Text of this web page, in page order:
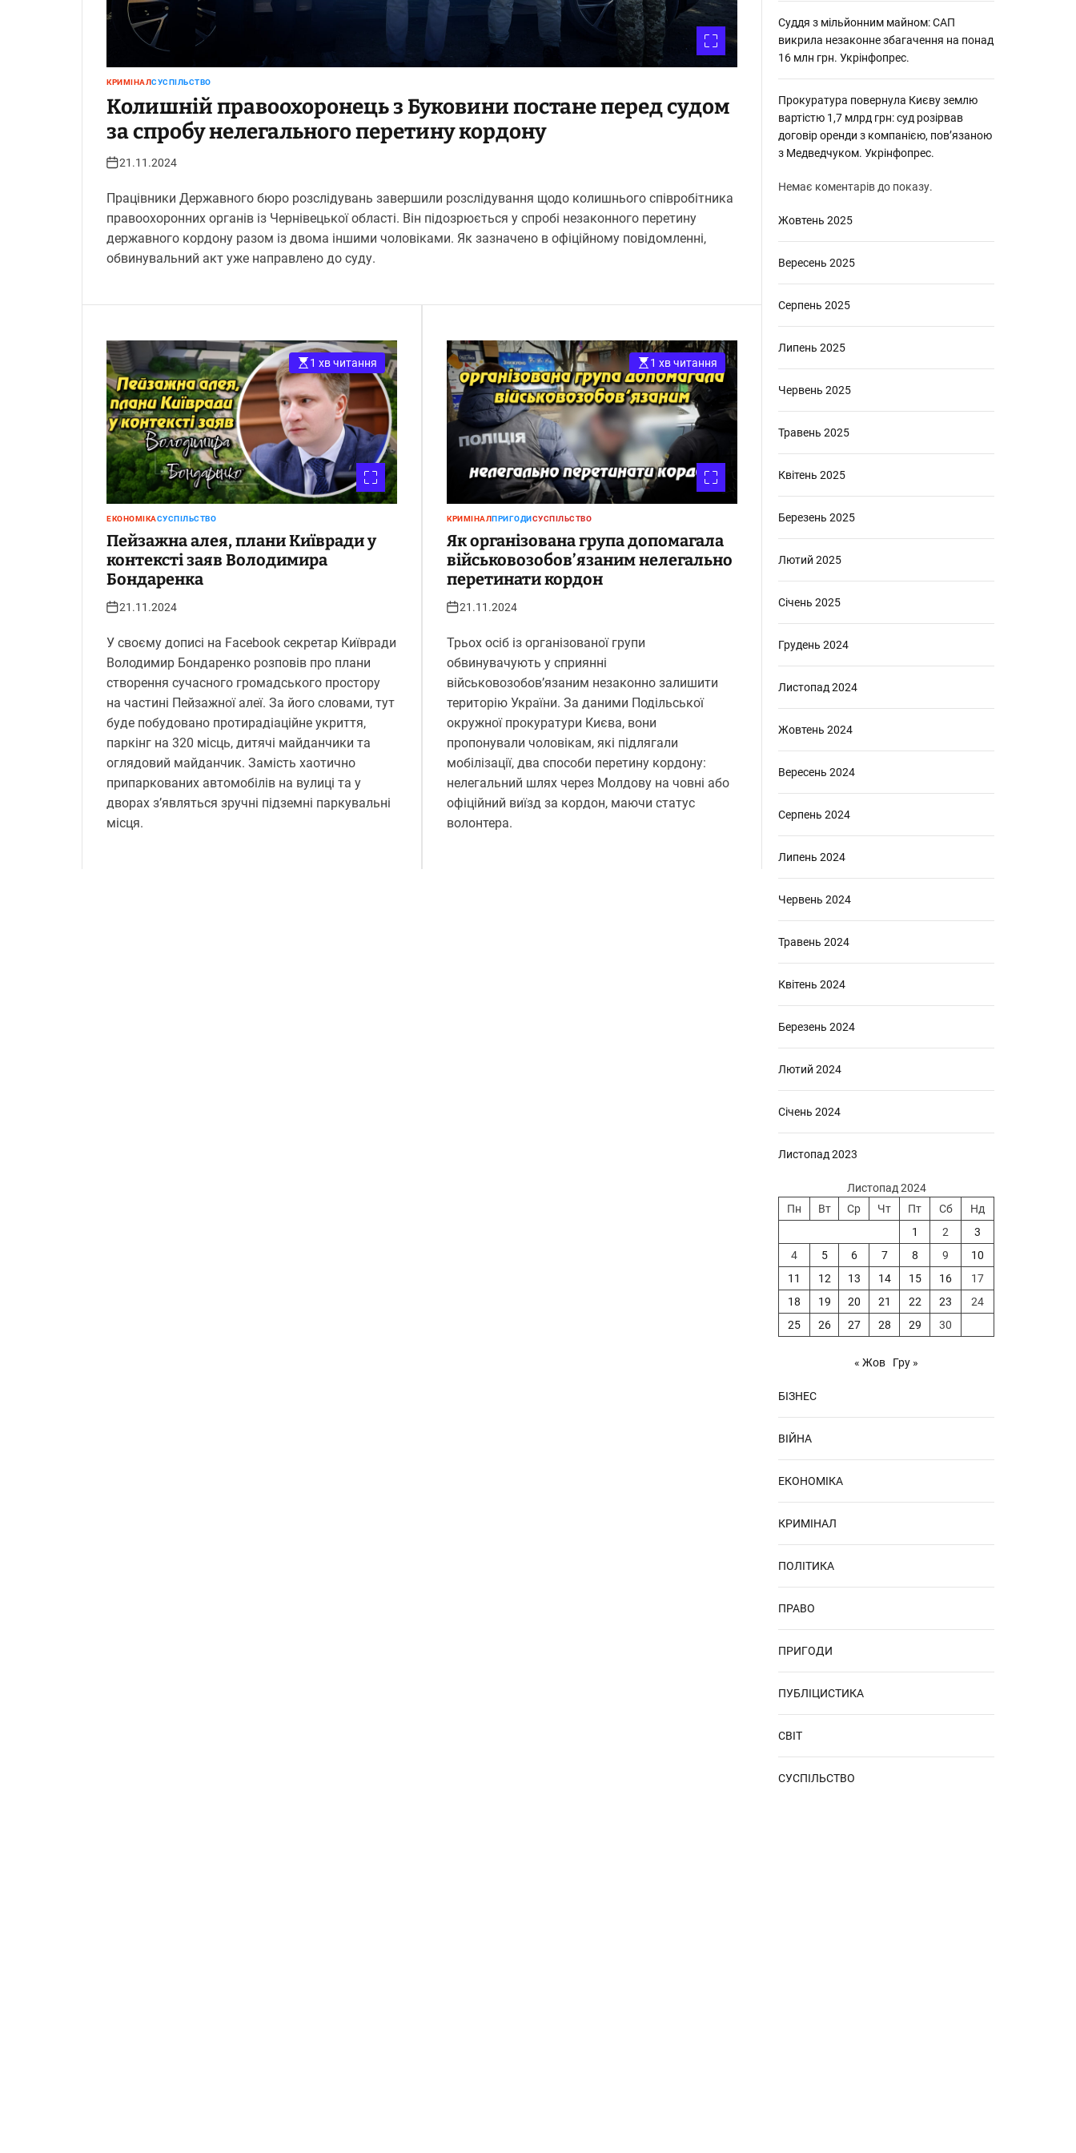
КРИМІНАЛСУСПІЛЬСТВО
Колишній правоохоронець з Буковини постане перед судом
за спробу нелегального перетину кордону
21.11.2024
Працівники Державного бюро розслідувань завершили розслідування щодо колишнього співробітника
правоохоронних органів із Чернівецької області. Він підозрюється у спробі незаконного перетину
державного кордону разом із двома іншими чоловіками. Як зазначено в офіційному повідомленні,
обвинувальний акт уже направлено до суду.
1 хв читання
ЕКОНОМІКАСУСПІЛЬСТВО
Пейзажна алея, плани Київради у
контексті заяв Володимира
Бондаренка
21.11.2024
У своєму дописі на Facebook секретар Київради
Володимир Бондаренко розповів про плани
створення сучасного громадського простору
на частині Пейзажної алеї. За його словами, тут
буде побудовано протирадіаційне укриття,
паркінг на 320 місць, дитячі майданчики та
оглядовий майданчик. Замість хаотично
припаркованих автомобілів на вулиці та у
дворах з’являться зручні підземні паркувальні
місця.
1 хв читання
КРИМІНАЛПРИГОДИСУСПІЛЬСТВО
Як організована група допомагала
військовозобов’язаним нелегально
перетинати кордон
21.11.2024
Трьох осіб із організованої групи
обвинувачують у сприянні
військовозобов’язаним незаконно залишити
територію України. За даними Подільської
окружної прокуратури Києва, вони
пропонували чоловікам, які підлягали
мобілізації, два способи перетину кордону:
нелегальний шлях через Молдову на човні або
офіційний виїзд за кордон, маючи статус
волонтера.
Суддя з мільйонним майном: САП
викрила незаконне збагачення на понад
16 млн грн. Укрінфопрес.
Прокуратура повернула Києву землю
вартістю 1,7 млрд грн: суд розірвав
договір оренди з компанією, пов’язаною
з Медведчуком. Укрінфопрес.
Немає коментарів до показу.
Жовтень 2025
Вересень 2025
Серпень 2025
Липень 2025
Червень 2025
Травень 2025
Квітень 2025
Березень 2025
Лютий 2025
Січень 2025
Грудень 2024
Листопад 2024
Жовтень 2024
Вересень 2024
Серпень 2024
Липень 2024
Червень 2024
Травень 2024
Квітень 2024
Березень 2024
Лютий 2024
Січень 2024
Листопад 2023
Листопад 2024
Пн
Вт Ср Чт Пт Сб
Нд
1
2
3
4
5 6 7 8 9
10
11
12 13 14 15 16
17
18
19 20 21 22 23
24
25
26 27 28 29 30
« Жов Гру »
БІЗНЕС
ВІЙНА
ЕКОНОМІКА
КРИМІНАЛ
ПОЛІТИКА
ПРАВО
ПРИГОДИ
ПУБЛІЦИСТИКА
СВІТ
СУСПІЛЬСТВО